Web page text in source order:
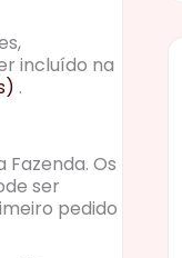
incluído na
.
Os
ser
pedido